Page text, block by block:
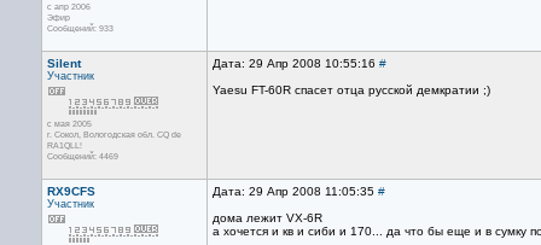
с апр 2006
Эфир
Сообщений: 933
Silent
Участник
с мая 2005
г. Сокол, Вологодская обл. CQ de
RA1QLL!
Сообщений: 4469
Дата: 29 Апр 2008 10:55:16 #
Yaesu FT-60R спасет отца русской демкратии ;)
RX9CFS
Участник
Дата: 29 Апр 2008 11:05:35 #
дома лежит VX-6R
а хочется и кв и сиби и 170... да что бы еще и в сумку